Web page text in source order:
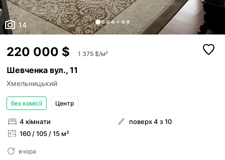
14
220 000 $ 1 375 $/м²
Шевченка вул., 11
Хмельницький
без комісії Центр
4 кімнати
160 / 105 / 15 м²
поверх 4 з 10
вчора